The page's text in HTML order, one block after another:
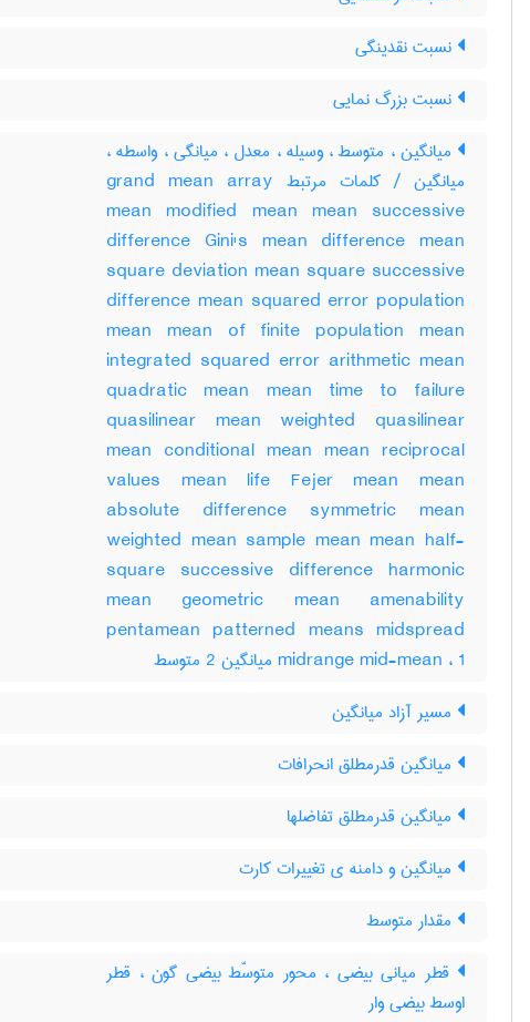
نسبت نقدینگی
نسبت بزرگ نمایی
میانگین ، متوسط ، وسیله ، معدل ، میانگی ، واسطه ،
میانگین / کلمات مرتبط grand mean array
mean modified mean mean successive
difference Gini's mean difference mean
square deviation mean square successive
difference mean squared error population
mean mean of finite population mean
integrated squared error arithmetic mean
quadratic mean mean time to failure
quasilinear mean weighted quasilinear
mean conditional mean mean reciprocal
values mean life Fejer mean mean
absolute difference symmetric mean
weighted mean sample mean mean half-
square successive difference harmonic
mean geometric mean amenability
pentamean patterned means midspread
midrange mid-mean ، 1 میانگین 2 متوسط
مسیر آزاد میانگین
میانگین قدرمطلق انحرافات
میانگین قدرمطلق تفاضلها
میانگین و دامنه ی تغییرات کارت
مقدار متوسط
قطر میانی بیضی ، محور متوسّط بیضی گون ، قطر
اوسط بیضی وار